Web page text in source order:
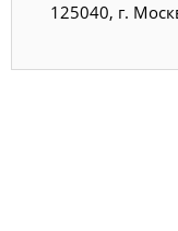
125040, г.